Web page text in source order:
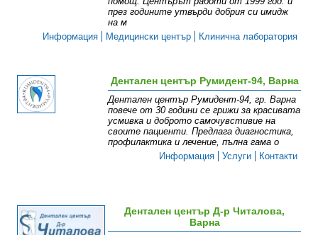
през годините утвърди добрия си имидж
на м
Информация
Медицински център Клинична лаборатория
Дентален център Румидент-94, Варна
Дентален център Румидент-94, гр. Варна
повече от 30 години се грижи за красивата
усмивка и доброто самочувстивие на
своите пациенти. Предлага диагностика,
профилактика и лечение, пълна гама о
Информация
Услуги Контакти
Дентален център Д-р Читалова,
Варна